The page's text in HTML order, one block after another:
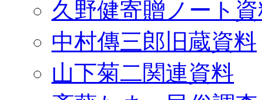
久野健寄贈ノート
中村傳三郎旧蔵資料
山下菊二関連資料